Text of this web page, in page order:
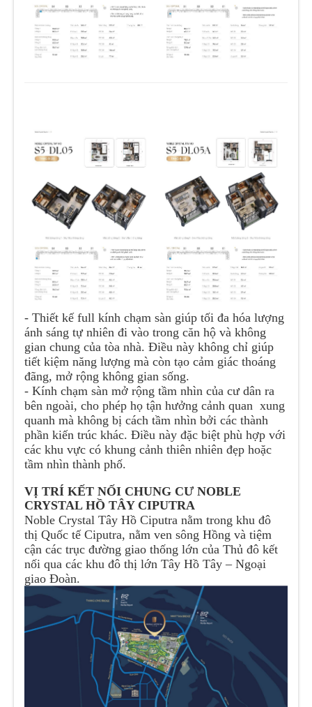
- Thiết kế full kính chạm sàn giúp tối đa hóa lượng
ánh sáng tự nhiên đi vào trong căn hộ và không
gian chung của tòa nhà. Điều này không chỉ giúp
tiết kiệm năng lượng mà còn tạo cảm giác thoáng
đãng, mở rộng không gian sống.
- Kính chạm sàn mở rộng tầm nhìn của cư dân ra
bên ngoài, cho phép họ tận hưởng cảnh quan xung
quanh mà không bị cách tầm nhìn bởi các thành
phần kiến trúc khác. Điều này đặc biệt phù hợp với
các khu vực có khung cảnh thiên nhiên đẹp hoặc
tầm nhìn thành phố.
VỊ TRÍ KẾT NỐI CHUNG CƯ NOBLE
CRYSTAL HỒ TÂY CIPUTRA
Noble Crystal Tây Hồ Ciputra nằm trong khu đô
thị Quốc tế Ciputra, nằm ven sông Hồng và tiệm
cận các trục đường giao thống lớn của Thủ đô kết
nối qua các khu đô thị lớn Tây Hồ Tây – Ngoại
giao Đoàn.